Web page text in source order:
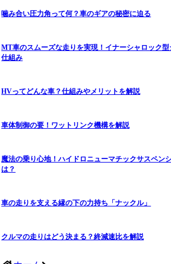
噛み合い圧力角って何？車のギアの秘密に迫る
MT車のスムーズな走りを実現！イナーシャロック
仕組み
HVってどんな車？仕組みやメリットを解説
車体制御の要！ワットリンク機構を解説
魔法の乗り心地！ハイドロニューマチックサスペン
は？
車の走りを支える縁の下の力持ち「ナックル」
クルマの走りはどう決まる？終減速比を解説